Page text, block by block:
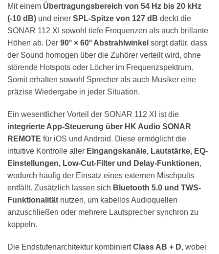
Mit einem Übertragungsbereich von 54 Hz bis 20 kHz
(-10 dB) und einer SPL-Spitze von 127 dB deckt die
SONAR 112 XI sowohl tiefe Frequenzen als auch brillante
Höhen ab. Der 90° × 60° Abstrahlwinkel sorgt dafür, dass
der Sound homogen über die Zuhörer verteilt wird, ohne
störende Hotspots oder Löcher im Frequenzspektrum.
Somit erhalten sowohl Sprecher als auch Musiker eine
präzise Wiedergabe in jeder Situation.
Ein wesentlicher Vorteil der SONAR 112 XI ist die
integrierte App-Steuerung über HK Audio SONAR
REMOTE für iOS und Android. Diese ermöglicht die
intuitive Kontrolle aller Eingangskanäle, Lautstärke, EQ-
Einstellungen, Low-Cut-Filter und Delay-Funktionen,
wodurch häufig der Einsatz eines externen Mischpults
entfällt. Zusätzlich lassen sich Bluetooth 5.0 und TWS-
Funktionalität nutzen, um kabellos Audioquellen
anzuschließen oder mehrere Lautsprecher synchron zu
koppeln.
Die Endstufenarchitektur kombiniertClass AB + D, wobei